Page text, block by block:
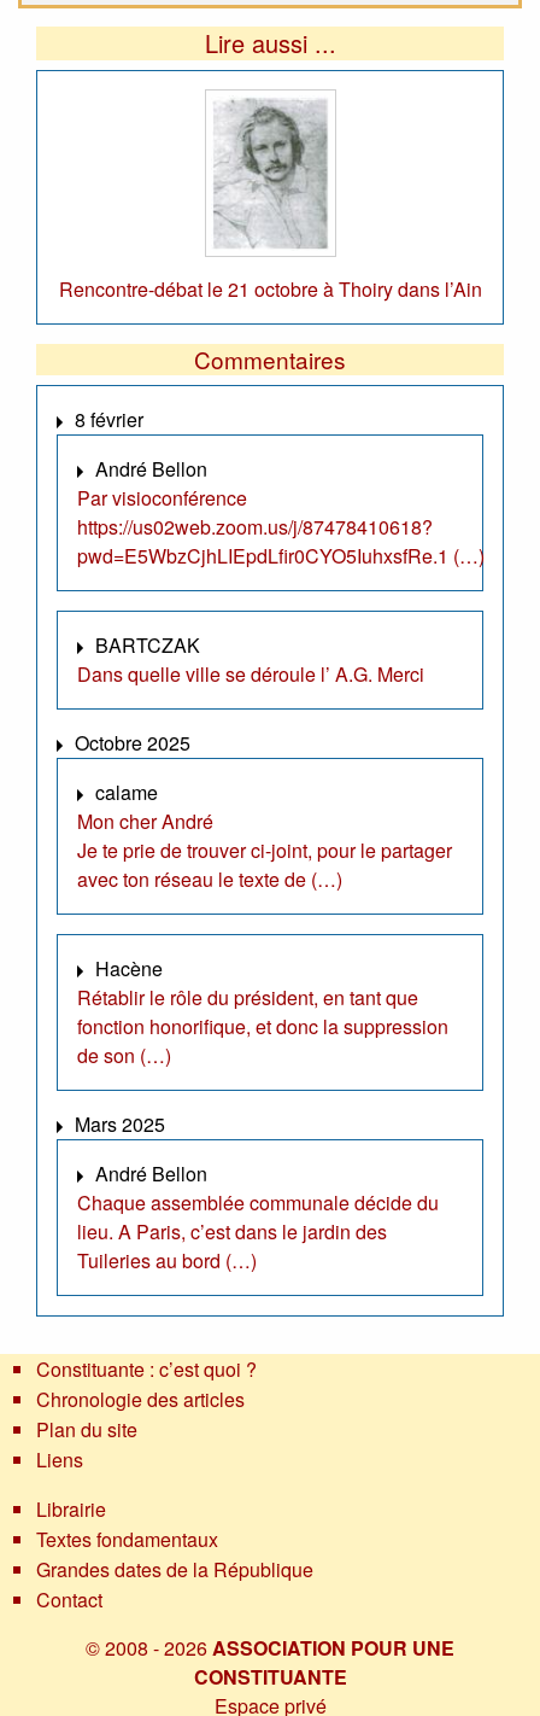
Lire aussi ...
Rencontre-débat le 21 octobre à Thoiry dans l’Ain
Commentaires
8 février
André Bellon
Par visioconférence
https://us02web.zoom.us/j/87478410618?
pwd=E5WbzCjhLIEpdLfir0CYO5IuhxsfRe.1 (…)
BARTCZAK
Dans quelle ville se déroule l’ A.G. Merci
Octobre 2025
calame
Mon cher André
Je te prie de trouver ci-joint, pour le partager
avec ton réseau le texte de (…)
Hacène
Rétablir le rôle du président, en tant que
fonction honorifique, et donc la suppression
de son (…)
Mars 2025
André Bellon
Chaque assemblée communale décide du
lieu. A Paris, c’est dans le jardin des
Tuileries au bord (…)
Constituante : c’est quoi ?
Chronologie des articles
Plan du site
Liens
Librairie
Textes fondamentaux
Grandes dates de la République
Contact
© 2008 - 2026ASSOCIATION POUR UNE
CONSTITUANTE
Espace privé